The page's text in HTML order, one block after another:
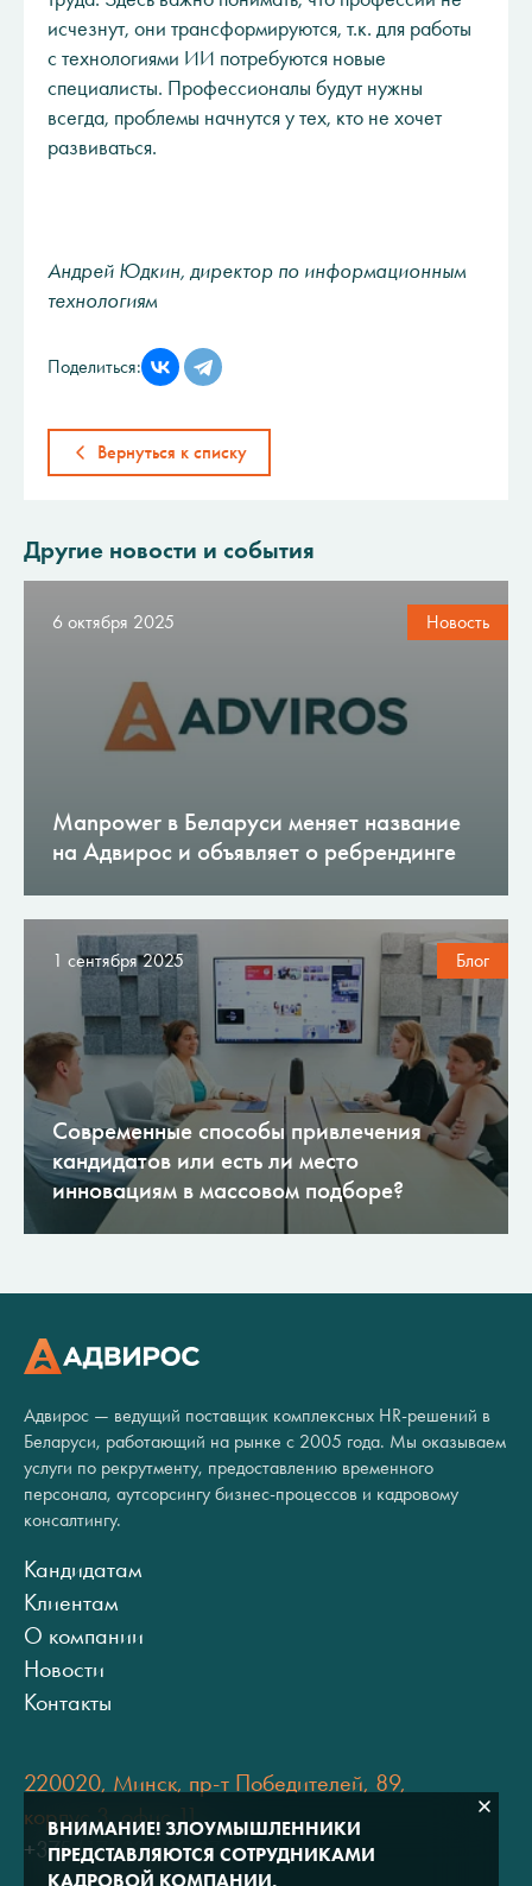
исчезнут, они трансформируются, т.к. для работы
с технологиями ИИ потребуются новые
специалисты. Профессионалы будут нужны
всегда, проблемы начнутся у тех, кто не хочет
развиваться.
Андрей Юдкин, директор по информационным
технологиям
Поделиться:
Вернуться к списку
Другие новости и события
Новость
6 октября 2025
Manpower в Беларуси меняет название
на Адвирос и объявляет о ребрендинге
Блог
1 сентября 2025
Современные способы привлечения
кандидатов или есть ли место
инновациям в массовом подборе?
Адвирос — ведущий поставщик комплексных HR-решений в
Беларуси, работающий на рынке с 2005 года. Мы оказываем
услуги по рекрутменту, предоставлению временного
персонала, аутсорсингу бизнес-процессов и кадровому
консалтингу.
Кандидатам
Клиентам
О компании
Новости
Контакты
220020, Минск, пр-т Победителей, 89,
корпус 3, офис 11
+375 (17) 334 80 07
ВНИМАНИЕ! ЗЛОУМЫШЛЕННИКИ
ПРЕДСТАВЛЯЮТСЯ СОТРУДНИКАМИ
КАДРОВОЙ КОМПАНИИ.